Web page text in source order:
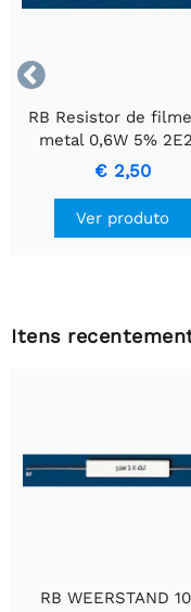

RB Resistor de
metal 0,6W 5%
Resistor de
Durável
€ 2,50
Ver produto
Itens
RB WEERSTAND